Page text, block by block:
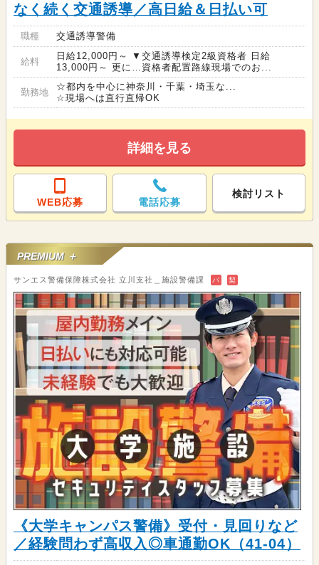
なく続く交通誘導／高日給＆日払い可
職種 交通誘導警備
給料
日給12,000円～ ▼交通誘導検定2級資格者 日給
13,000円～ 更に…資格者配置路線現場でのお...
勤務地
☆都内を中心に神奈川・千葉・埼玉な...
☆現場へは直行直帰OK
詳細を見る
WEB応募 電話応募
検討リスト
PREMIUM ＋
サンエス警備保障株式会社 立川支社＿施設警備課 バ 契
《大学キャンパス警備》受付・見回りなど
／経験問わず高収入◎車通勤OK（41-04）